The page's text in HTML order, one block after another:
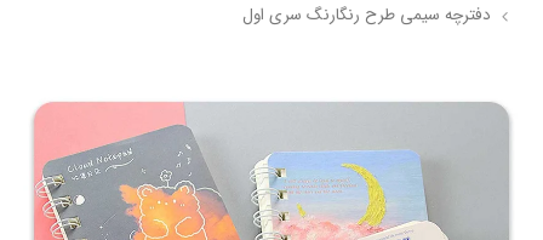
دفترچه سیمی طرح رنگارنگ سری اول